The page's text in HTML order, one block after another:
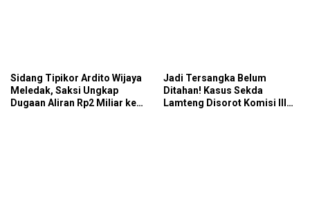
Sidang Tipikor Ardito Wijaya
Meledak, Saksi Ungkap
Dugaan Aliran Rp2 Miliar ke
Jadi Tersangka Belum
Ditahan! Kasus Sekda
Lamteng Disorot Komisi III